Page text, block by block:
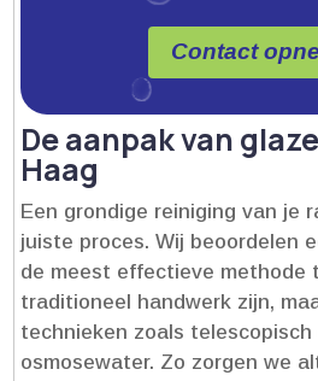
Contact
De aanpak van
Haag
Een grondige reiniging van je
juiste proces.​ Wij beoordelen
de meest effectieve methode
traditioneel handwerk zijn,
technieken zoals
osmosewater.​ Zo zorgen we